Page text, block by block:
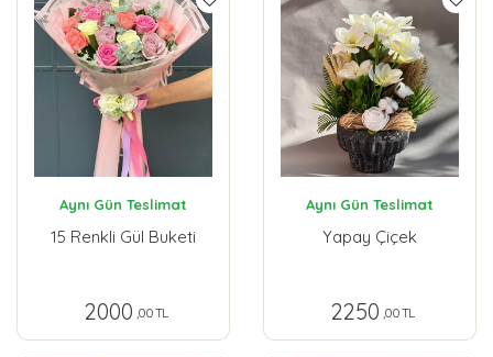
Aynı Gün Teslimat
15 Renkli Gül Buketi
2000 ,00 TL
Aynı Gün Teslimat
Yapay Çiçek
2250 ,00 TL